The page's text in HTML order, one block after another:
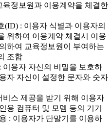
정보원과 이용계약을 체결한
: 이용자 식별과 이용자의
위하여 이용계약 체결시 이용
하여 교육정보원이 부여하는
조합
용자 자신의 비밀을 보호하
자 자신이 설정한 문자와 숫자
스 제공을 받기 위해 이용자
용 컴퓨터 및 모뎀 등의 기기
: 이용자가 단말기를 이용하